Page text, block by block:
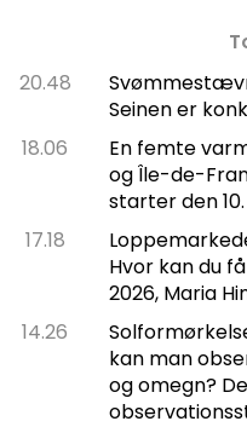
20.48
Seinen er
18.06
En femte
og Île-de-
starter den
17.18
Hvor kan du
2026, Maria
14.26
kan man
og omegn?